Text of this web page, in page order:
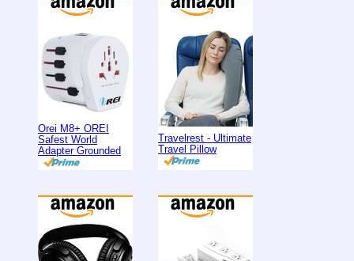
Orei M8+ OREI
Safest World
Adapter Grounded
Travelrest - Ultimate
Travel Pillow